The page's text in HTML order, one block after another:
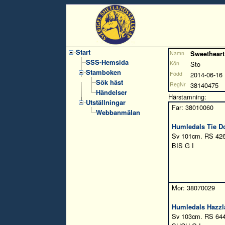
Start
SSS-Hemsida
Stamboken
Sök häst
Händelser
Utställningar
Webbanmälan
Namn Sweetheart
Kön Sto
Född 2014-06-16
RegNr 38140475
Härstamning:
Far: 38010060
Humledals Tie
Sv 101cm. RS
BIS G I
Mor: 38070029
Humledals
Sv 103cm. RS